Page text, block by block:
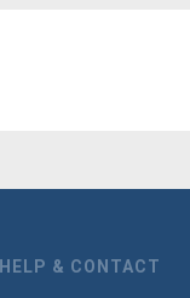
HELP & CONTACT